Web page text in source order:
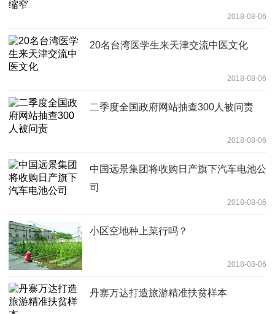
2018-08-06
20名台湾医学生来天津交流中医文化
2018-08-06
二季度全国政府网站抽查300人被问责
2018-08-06
中国远景集团将收购日产旗下汽车电池公
司
2018-08-06
小区空地种上菜行吗？
2018-08-06
丹寨万达打造旅游精准扶贫样本